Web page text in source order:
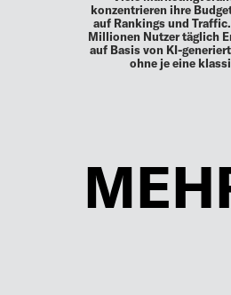
konzentrieren ihre
auf Rankings und
Millionen Nutzer täglich
auf Basis von KI-
ohne je eine